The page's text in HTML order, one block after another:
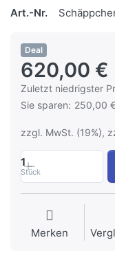
Art.-Nr.
Deal
620,00 €
Zuletzt niedrigster
Sie sparen: 250,00
zzgl. MwSt. (19%),
1
Stück
Merken